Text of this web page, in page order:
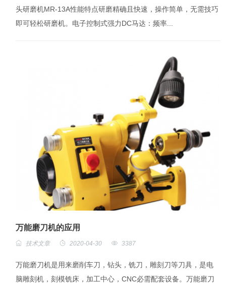
头研磨机MR-13A性能特点研磨精确且快速，操作简单，无需技巧
即可轻松研磨机。电子控制式强力DC马达：频率...
万能磨刀机的应用
技术文章 2020-04-30 3387
万能磨刀机是用来磨削车刀，钻头，铣刀，雕刻刀等刀具，是电
脑雕刻机，刻模铣床，加工中心，CNC必需配套设备。万能磨刀